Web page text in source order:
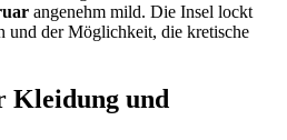
angenehm mild. Die Insel lockt
und der Möglichkeit, die kretische
Kleidung und